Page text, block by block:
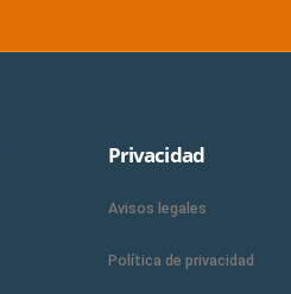
Privacidad
Avisos legales
Política de privacidad